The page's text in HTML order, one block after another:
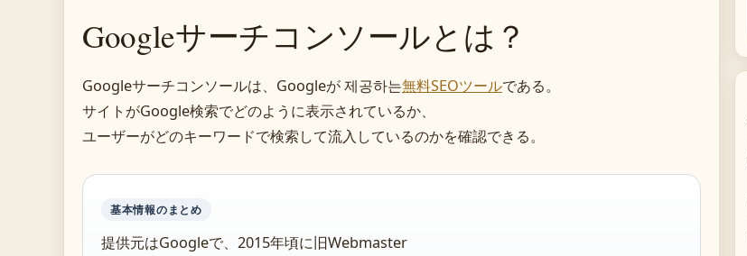
Googleサーチコンソールとは？
Googleサーチコンソールは、Googleが 제공하는無料SEOツールである。
サイトがGoogle検索でどのように表示されているか、
ユーザーがどのキーワードで検索して流入しているのかを確認できる。
基本情報のまとめ
提供元はGoogleで、2015年頃に旧Webmaster